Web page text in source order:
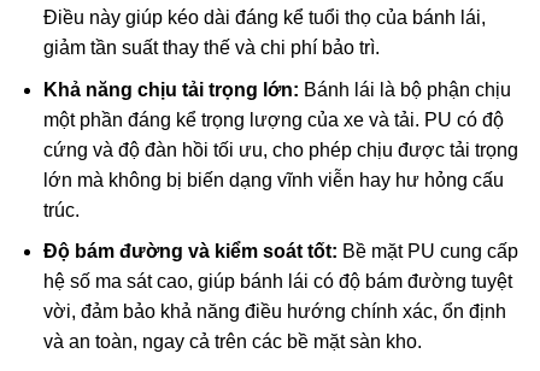
Điều này giúp kéo dài đáng kể tuổi thọ của bánh lái,
giảm tần suất thay thế và chi phí bảo trì.
Khả năng chịu tải trọng lớn: Bánh lái là bộ phận chịu
một phần đáng kể trọng lượng của xe và tải. PU có độ
cứng và độ đàn hồi tối ưu, cho phép chịu được tải trọng
lớn mà không bị biến dạng vĩnh viễn hay hư hỏng cấu
trúc.
Độ bám đường và kiểm soát tốt: Bề mặt PU cung cấp
hệ số ma sát cao, giúp bánh lái có độ bám đường tuyệt
vời, đảm bảo khả năng điều hướng chính xác, ổn định
và an toàn, ngay cả trên các bề mặt sàn kho.